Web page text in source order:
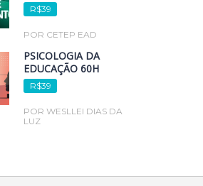
R$39
POR CETEP EAD
PSICOLOGIA DA
EDUCAÇÃO 60H
R$39
POR WESLLEI DIAS DA
LUZ